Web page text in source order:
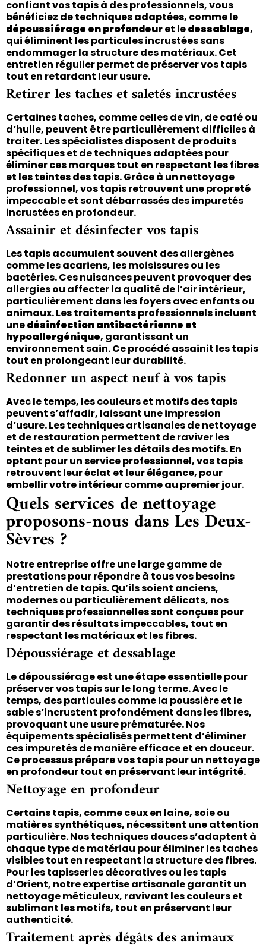
confiant vos tapis à des professionnels, vous
bénéficiez de techniques adaptées, comme le
dépoussiérage en profondeuret ledessablage,
qui éliminent les particules incrustées sans
endommager la structure des matériaux. Cet
entretien régulier permet de préserver vos tapis
tout en retardant leur usure.
Retirer les taches et saletés incrustées
Certaines taches, comme celles de vin, de café ou
d’huile, peuvent être particulièrement difficiles à
traiter. Les spécialistes disposent de produits
spécifiques et de techniques adaptées pour
éliminer ces marques tout en respectant les fibres
et les teintes des tapis. Grâce à un nettoyage
professionnel, vos tapis retrouvent une propreté
impeccable et sont débarrassés des impuretés
incrustées en profondeur.
Assainir et désinfecter vos tapis
Les tapis accumulent souvent des allergènes
comme les acariens, les moisissures ou les
bactéries. Ces nuisances peuvent provoquer des
allergies ou affecter la qualité de l’air intérieur,
particulièrement dans les foyers avec enfants ou
animaux. Les traitements professionnels incluent
unedésinfection antibactérienne et
hypoallergénique, garantissant un
environnement sain. Ce procédé assainit les tapis
tout en prolongeant leur durabilité.
Redonner un aspect neuf à vos tapis
Avec le temps, les couleurs et motifs des tapis
peuvent s’affadir, laissant une impression
d’usure. Les techniques artisanales de nettoyage
et de restauration permettent de raviver les
teintes et de sublimer les détails des motifs. En
optant pour un service professionnel, vos tapis
retrouvent leur éclat et leur élégance, pour
embellir votre intérieur comme au premier jour.
Quels services de nettoyage
proposons-nous dans Les Deux-
Sèvres ?
Notre entreprise offre une large gamme de
prestations pour répondre à tous vos besoins
d’entretien de tapis. Qu’ils soient anciens,
modernes ou particulièrement délicats, nos
techniques professionnelles sont conçues pour
garantir des résultats impeccables, tout en
respectant les matériaux et les fibres.
Dépoussiérage et dessablage
Le dépoussiérage est une étape essentielle pour
préserver vos tapis sur le long terme. Avec le
temps, des particules comme la poussière et le
sable s’incrustent profondément dans les fibres,
provoquant une usure prématurée. Nos
équipements spécialisés permettent d’éliminer
ces impuretés de manière efficace et en douceur.
Ce processus prépare vos tapis pour un nettoyage
en profondeur tout en préservant leur intégrité.
Nettoyage en profondeur
Certains tapis, comme ceux en laine, soie ou
matières synthétiques, nécessitent une attention
particulière. Nos techniques douces s’adaptent à
chaque type de matériau pour éliminer les taches
visibles tout en respectant la structure des fibres.
Pour les tapisseries décoratives ou les tapis
d’Orient, notre expertise artisanale garantit un
nettoyage méticuleux, ravivant les couleurs et
sublimant les motifs, tout en préservant leur
authenticité.
Traitement après dégâts des animaux